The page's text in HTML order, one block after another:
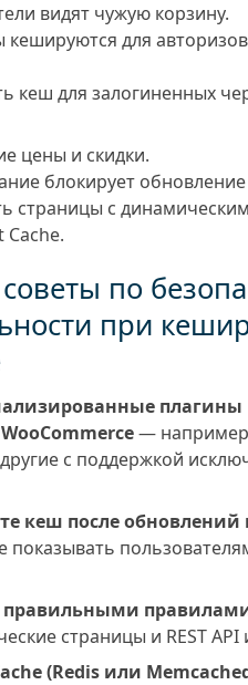
видят чужую корзину.
кешируются для
кеш для залогиненных
цены и скидки.
блокирует
страницы с
Cache.
по
при
—
с поддержкой
кеш после
показывать
правильными
страницы и REST API
(Redis или